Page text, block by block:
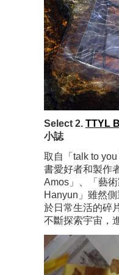
Select 2. TTYL
小誌
取自「talk to
書愛好者和製作
Amos」、「藝
Hanyun」雖然
於日常生活的碎
不斷探索宇宙，